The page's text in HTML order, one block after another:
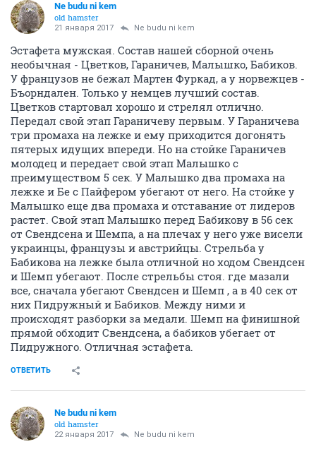
Ne budu ni kem
old hamster
21 января 2017 Ne budu ni kem
Эстафета мужская. Состав нашей сборной очень
необычная - Цветков, Гараничев, Малышко, Бабиков.
У французов не бежал Мартен Фуркад, а у норвежцев -
Бъорндален. Только у немцев лучший состав.
Цветков стартовал хорошо и стрелял отлично.
Передал свой этап Гараничеву первым. У Гараничева
три промаха на лежке и ему приходится догонять
пятерых идущих впереди. Но на стойке Гараничев
молодец и передает свой этап Малышко с
преимуществом 5 сек. У Малышко два промаха на
лежке и Бе с Пайфером убегают от него. На стойке у
Малышко еще два промаха и отставание от лидеров
растет. Свой этап Малышко перед Бабикову в 56 сек
от Свендсена и Шемпа, а на плечах у него уже висели
украинцы, французы и австрийцы. Стрельба у
Бабикова на лежке была отличной но ходом Свендсен
и Шемп убегают. После стрельбы стоя. где мазали
все, сначала убегают Свендсен и Шемп , а в 40 сек от
них Пидружный и Бабиков. Между ними и
происходят разборки за медали. Шемп на финишной
прямой обходит Свендсена, а бабиков убегает от
Пидружного. Отличная эстафета.
ОТВЕТИТЬ
Ne budu ni kem
old hamster
22 января 2017 Ne budu ni kem